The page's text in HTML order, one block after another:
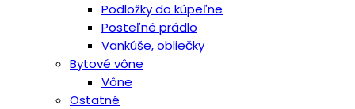
Podložky do kúpeľne
Posteľné prádlo
Vankúše, obliečky
Bytové vône
Vône
Ostatné